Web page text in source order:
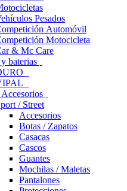
Pesados
Automóvil
Motocicleta
& Mc Care
baterias
/ Street
Accesorios
Botas / Zapatos
Casacas
Cascos
Guantes
Mochilas / Maletas
Pantalones